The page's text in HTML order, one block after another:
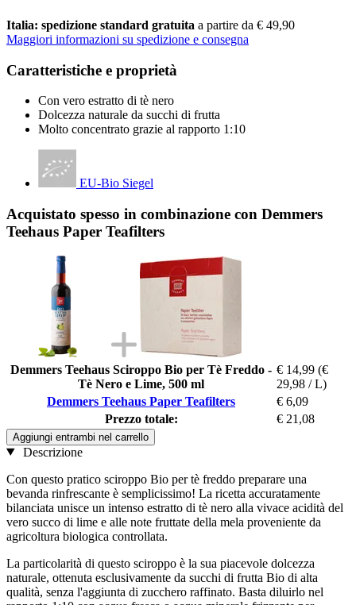
Italia: spedizione standard gratuita a partire da € 49,90
Maggiori informazioni su spedizione e consegna
Caratteristiche e proprietà
Con vero estratto di tè nero
Dolcezza naturale da succhi di frutta
Molto concentrato grazie al rapporto 1:10
EU-Bio Siegel
Acquistato spesso in combinazione con Demmers
Teehaus Paper Teafilters
Demmers Teehaus Sciroppo Bio per Tè Freddo -
Tè Nero e Lime, 500 ml
€ 14,99 (€
29,98 / L)
Demmers Teehaus Paper Teafilters
€ 6,09
Prezzo totale:
€ 21,08
Aggiungi entrambi nel carrello
Descrizione
Con questo pratico sciroppo Bio per tè freddo preparare una
bevanda rinfrescante è semplicissimo! La ricetta accuratamente
bilanciata unisce un intenso estratto di tè nero alla vivace acidità del
vero succo di lime e alle note fruttate della mela proveniente da
agricoltura biologica controllata.
La particolarità di questo sciroppo è la sua piacevole dolcezza
naturale, ottenuta esclusivamente da succhi di frutta Bio di alta
qualità, senza l'aggiunta di zucchero raffinato. Basta diluirlo nel